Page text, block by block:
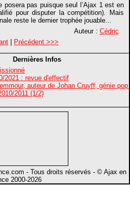
posera pas puisque seul l’Ajax 1 est en
pour disputer la compétition). Mais
reste le dernier trophée jouable...
Auteur : Cédric
| Précédent >>>
Dernières Infos
2021 : revue d'effectif
auteur de Johan Cruyff, génie
2011 (1/2)
- Tous droits réservés - © Ajax en
2000-2026